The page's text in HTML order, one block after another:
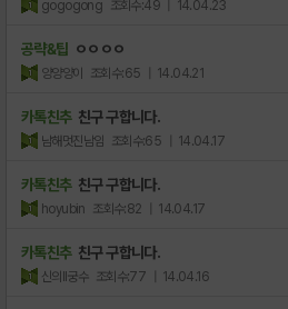
gogogong 조회수:49 | 14.04.23
공략&팁 ㅇㅇㅇㅇ
양양양이 조회수:65 | 14.04.21
카톡친추 친구 구합니다.
남해멋진남임 조회수:65 | 14.04.17
카톡친추 친구 구합니다.
hoyubin 조회수:82 | 14.04.17
카톡친추 친구 구합니다.
신의II궁수 조회수:77 | 14.04.16